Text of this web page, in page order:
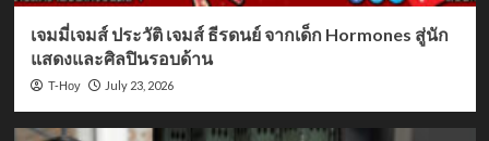
เจมมี่เจมส์ ประวัติ เจมส์ ธีรดนย์ จากเด็ก Hormones สู่นัก
แสดงและศิลปินรอบด้าน
T-Hoy July 23, 2026